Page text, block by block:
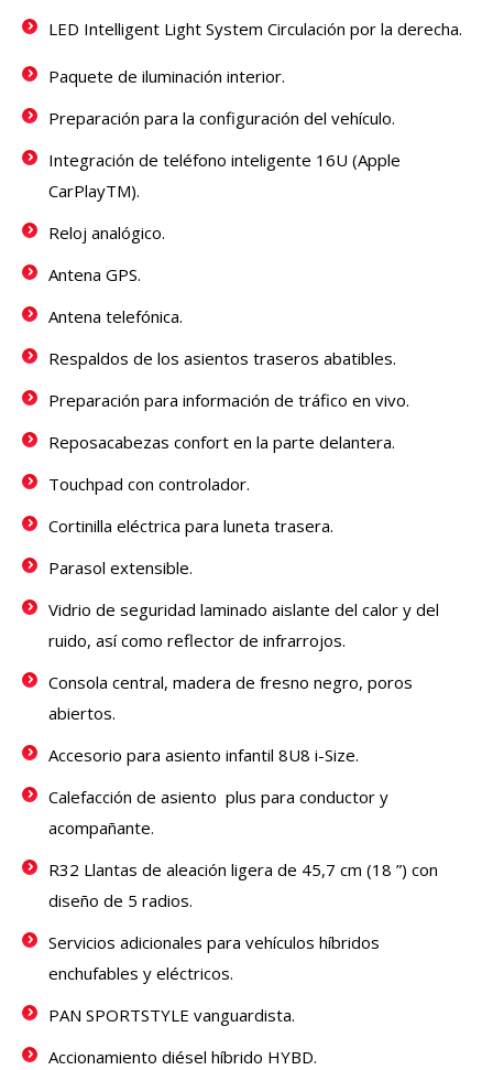
LED Intelligent Light System Circulación por la derecha.
Paquete de iluminación interior.
Preparación para la configuración del vehículo.
Integración de teléfono inteligente 16U (Apple
CarPlayTM).
Reloj analógico.
Antena GPS.
Antena telefónica.
Respaldos de los asientos traseros abatibles.
Preparación para información de tráfico en vivo.
Reposacabezas confort en la parte delantera.
Touchpad con controlador.
Cortinilla eléctrica para luneta trasera.
Parasol extensible.
Vidrio de seguridad laminado aislante del calor y del
ruido, así como reflector de infrarrojos.
Consola central, madera de fresno negro, poros
abiertos.
Accesorio para asiento infantil 8U8 i-Size.
Calefacción de asiento plus para conductor y
acompañante.
R32 Llantas de aleación ligera de 45,7 cm (18 ”) con
diseño de 5 radios.
Servicios adicionales para vehículos híbridos
enchufables y eléctricos.
PAN SPORTSTYLE vanguardista.
Accionamiento diésel híbrido HYBD.